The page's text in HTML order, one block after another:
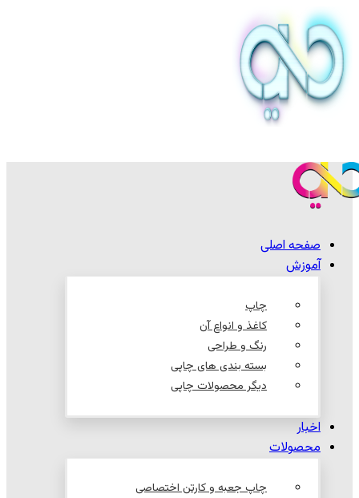
صفحه اصلی
آموزش
چاپ
کاغذ و انواع آن
رنگ و طراحی
بسته بندی های چاپی
دیگر محصولات چاپی
اخبار
محصولات
چاپ جعبه و کارتن اختصاصی